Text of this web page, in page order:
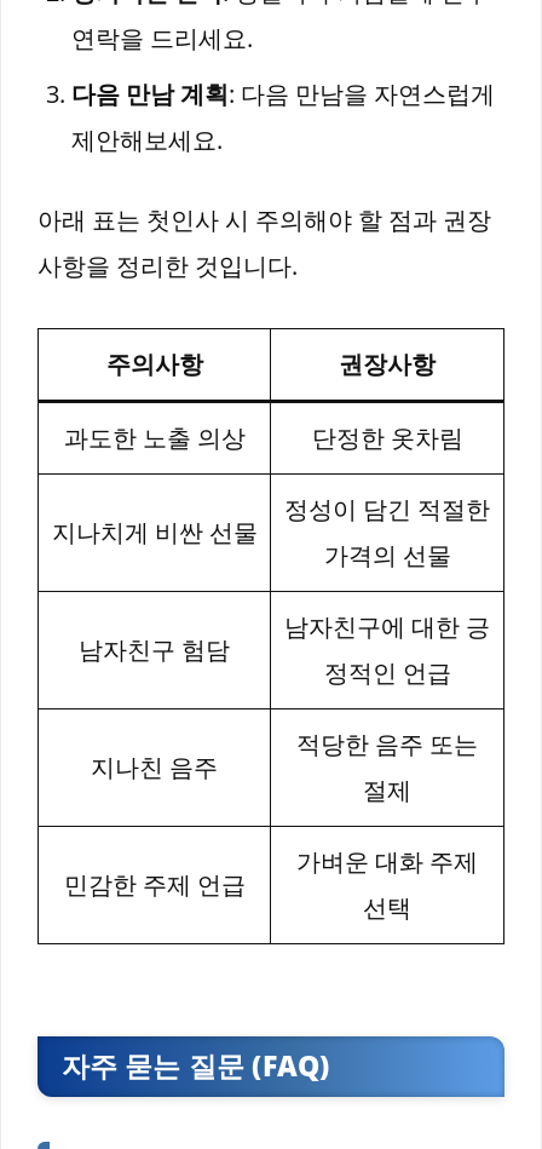
연락을 드리세요.
다음 만남 계획: 다음 만남을 자연스럽게
제안해보세요.
아래 표는 첫인사 시 주의해야 할 점과 권장
사항을 정리한 것입니다.
주의사항 권장사항
과도한 노출 의상 단정한 옷차림
지나치게 비싼 선물
정성이 담긴 적절한
가격의 선물
남자친구 험담
남자친구에 대한 긍
정적인 언급
지나친 음주
적당한 음주 또는
절제
민감한 주제 언급
가벼운 대화 주제
선택
자주 묻는 질문 (FAQ)